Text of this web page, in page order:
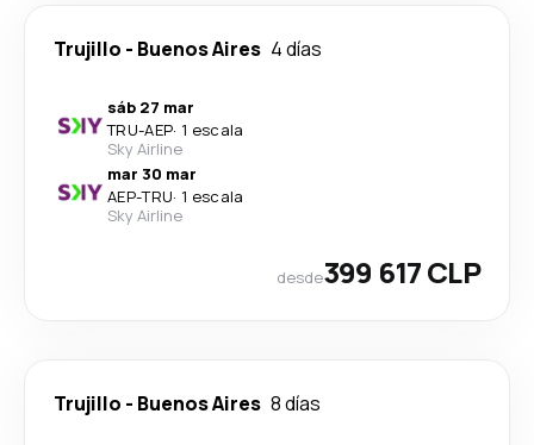
Trujillo - Buenos Aires 4 días
sáb 27 mar
TRU-AEP· 1 escala
Sky Airline
mar 30 mar
AEP-TRU· 1 escala
Sky Airline
desde399 617 CLP
Trujillo - Buenos Aires 8 días